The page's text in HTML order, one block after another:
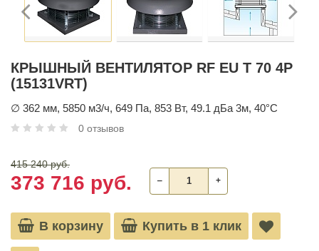
КРЫШНЫЙ ВЕНТИЛЯТОР RF EU T 70 4P
(15131VRT)
∅ 362 мм, 5850 м3/ч, 649 Па, 853 Вт, 49.1 дБа 3м, 40°С
0 отзывов
415 240 руб.
373 716 руб. ‒ +
В корзину Купить в 1 клик